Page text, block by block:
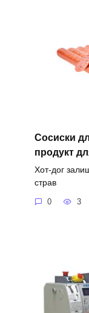
Сосиски
продукт
Хот-дог
страв
0 3